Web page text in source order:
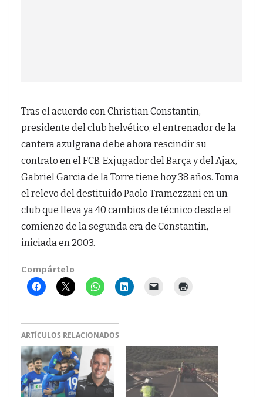
Tras el acuerdo con Christian Constantin,
presidente del club helvético, el entrenador de la
cantera azulgrana debe ahora rescindir su
contrato en el FCB. Exjugador del Barça y del Ajax,
Gabriel Garcia de la Torre tiene hoy 38 años. Toma
el relevo del destituido Paolo Tramezzani en un
club que lleva ya 40 cambios de técnico desde el
comienzo de la segunda era de Constantin,
iniciada en 2003.
Compártelo
ARTÍCULOS RELACIONADOS